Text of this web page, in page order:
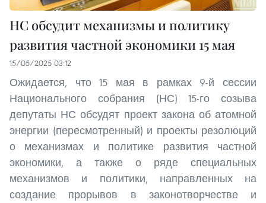
НС обсудит механизмы и политику
развития частной экономики 15 мая
15/05/2025 03:12
Ожидается, что 15 мая в рамках 9-й сессии
Национального собрания (НС) 15-го созыва
депутаты НС обсудят проект закона об атомной
энергии (пересмотренный) и проекты резолюций
о механизмах и политике развития частной
экономики, а также о ряде специальных
механизмов и политики, направленных на
создание прорывов в законотворчестве и